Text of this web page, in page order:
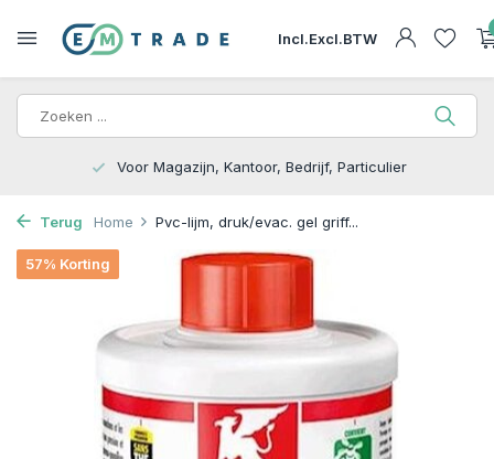
Incl.Excl.BTW
15.000m2 op Voorraad | Bezorgen of Afhalen
Terug Home Pvc-lijm, druk/evac. gel griff...
57% Korting